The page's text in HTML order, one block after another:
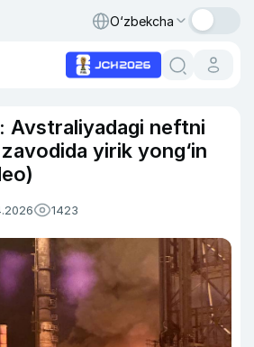
O‘zbekcha
Avstraliyadagi neftni
yirik yong‘in
1423